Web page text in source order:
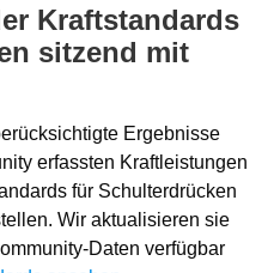
Kraftstandards
sitzend mit
Ergebnisse
erfassten Kraftleistungen
für Schulterdrücken
Wir aktualisieren sie
Daten verfügbar